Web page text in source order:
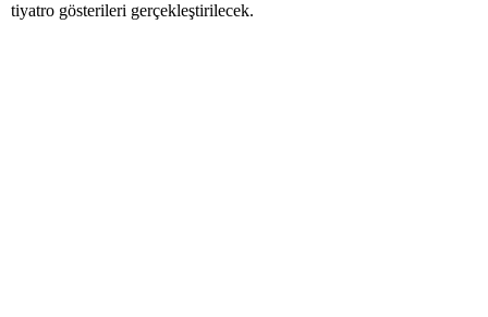
tiyatro gösterileri gerçekleştirilecek.